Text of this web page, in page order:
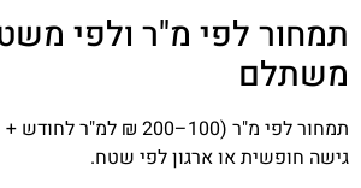
תמחור לפי מ"ר ולפי
משתלם
תמחור לפי מ"ר (100–200
גישה חופשית או ארגון לפי שטח.